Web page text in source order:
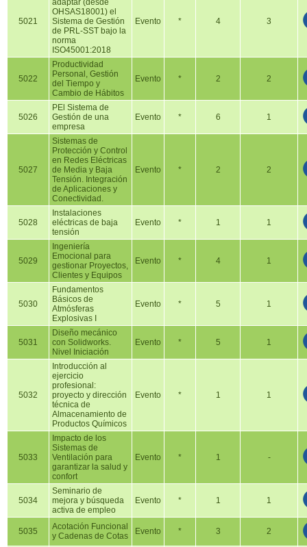
5021
adaptar (desde
OHSAS18001) el
Sistema de Gestión
de PRL-SST bajo la
norma
ISO45001:2018
Evento * 4 3
5022
Productividad
Personal, Gestión
del Tiempo y
Cambio de Hábitos
Evento * 2 2
5026
PEl Sistema de
Gestión de una
empresa
Evento * 6 1
5027
Sistemas de
Protección y Control
en Redes Eléctricas
de Media y Baja
Tensión. Integración
de Aplicaciones y
Conectividad.
Evento * 2 2
5028
Instalaciones
eléctricas de baja
tensión
Evento * 1 1
5029
Ingeniería
Emocional para
gestionar Proyectos,
Clientes y Equipos
Evento * 4 1
5030
Fundamentos
Básicos de
Atmósferas
Explosivas I
Evento * 5 1
5031
Diseño mecánico
con Solidworks.
Nivel Iniciación
Evento * 5 1
5032
Introducción al
ejercicio
profesional:
proyecto y dirección
técnica de
Almacenamiento de
Productos Químicos
Evento * 1 1
5033
Impacto de los
Sistemas de
Ventilación para
garantizar la salud y
confort
Evento * 1 -
5034
Seminario de
mejora y búsqueda
activa de empleo
Evento * 1 1
5035
Acotación Funcional
y Cadenas de Cotas
Evento * 3 2